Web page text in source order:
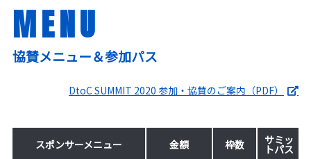
MENU
協賛メニュー＆参加パス
DtoC SUMMIT 2020 参加・協賛のご案内（PDF）
スポンサーメニュー 金額 枠数 サミッ
トパス